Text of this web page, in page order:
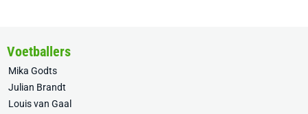
Voetballers
Mika Godts
Julian Brandt
Louis van Gaal